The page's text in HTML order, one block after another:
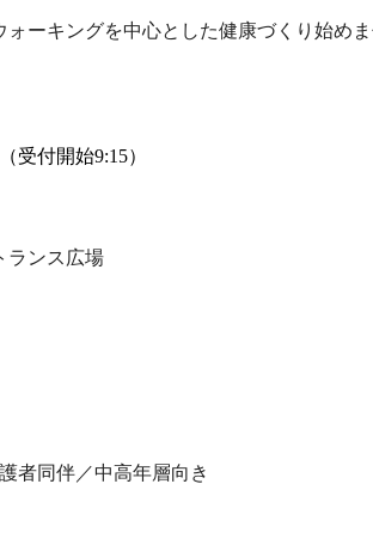
ーキングを中心とした健康づくり始め
受付開始9:15）
ンス広場
者同伴／中高年層向き